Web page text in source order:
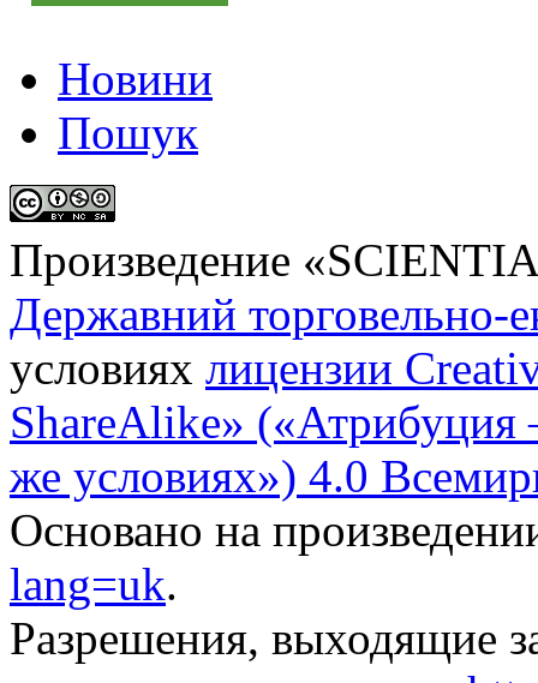
Новини
Пошук
Произведение «
Державний торговельно-
условиях лицензии
ShareAlike»
же условиях») 4.0
Основано на
lang=uk.
Разрешения, выходящие